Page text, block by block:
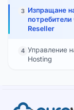
3 Изпращане
Reseller
4 Управление
Hosting